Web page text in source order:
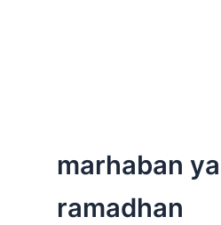
marhaban ya
ramadhan